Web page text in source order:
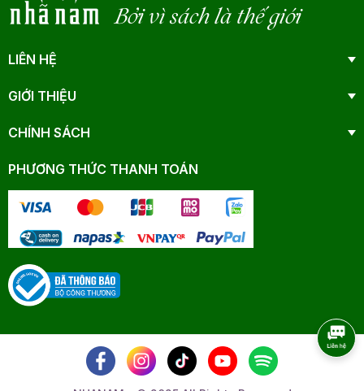
Bởi vì sách là thế giới
LIÊN HỆ
GIỚI THIỆU
CHÍNH SÁCH
PHƯƠNG THỨC THANH TOÁN